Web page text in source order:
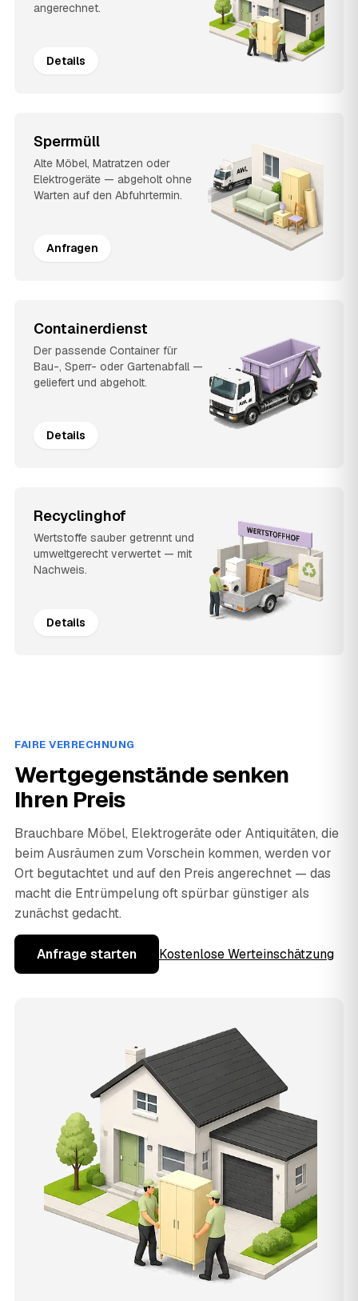
angerechnet.
Details
Sperrmüll
Alte Möbel, Matratzen oder
Elektrogeräte — abgeholt ohne
Warten auf den Abfuhrtermin.
Anfragen
Containerdienst
Der passende Container für
Bau-, Sperr- oder Gartenabfall —
geliefert und abgeholt.
Details
Recyclinghof
Wertstoffe sauber getrennt und
umweltgerecht verwertet — mit
Nachweis.
Details
FAIRE VERRECHNUNG
Wertgegenstände senken
Ihren Preis
Brauchbare Möbel, Elektrogeräte oder Antiquitäten, die
beim Ausräumen zum Vorschein kommen, werden vor
Ort begutachtet und auf den Preis angerechnet — das
macht die Entrümpelung oft spürbar günstiger als
zunächst gedacht.
Anfrage starten Kostenlose Werteinschätzung